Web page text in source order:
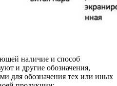
наличие и способ
и другие обозначения,
для обозначения тех или иных